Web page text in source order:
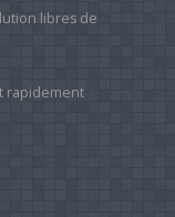
libres de
rapidement